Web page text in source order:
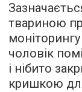
твариною
чоловік
і нібито
кришкою